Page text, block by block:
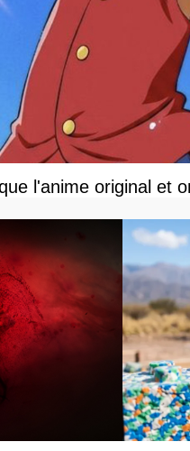
l'anime original et